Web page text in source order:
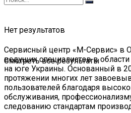
Нет результатов
Смотреть все результаты
Сервисный центр «М-Сервис» в
ведущих специалистов в
на юге Украины. Основанный в
протяжении многих лет
пользователей благодаря
обслуживания,
следованию стандартам